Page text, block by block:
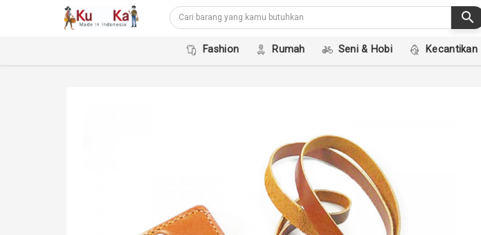
search
Fashion Rumah Seni & Hobi Kecantikan